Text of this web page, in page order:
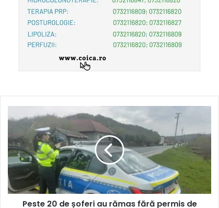
Peste 20 de șoferi au rămas fără permis de